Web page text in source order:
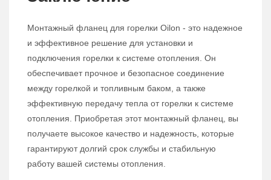
Монтажный фланец для горелки Oilon - это надежное
и эффективное решение для установки и
подключения горелки к системе отопления. Он
обеспечивает прочное и безопасное соединение
между горелкой и топливным баком, а также
эффективную передачу тепла от горелки к системе
отопления. Приобретая этот монтажный фланец, вы
получаете высокое качество и надежность, которые
гарантируют долгий срок службы и стабильную
работу вашей системы отопления.